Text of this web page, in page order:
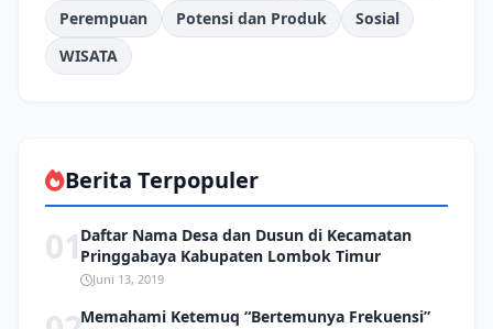
Perempuan
Potensi dan Produk
Sosial
WISATA
Berita Terpopuler
01Daftar Nama Desa dan Dusun di Kecamatan
Pringgabaya Kabupaten Lombok Timur
Juni 13, 2019
Memahami Ketemuq “Bertemunya Frekuensi”